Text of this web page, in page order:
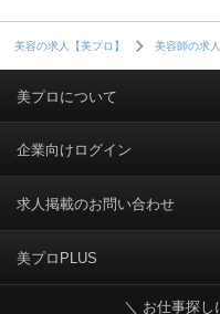
美容の求人【美プロ】 美容師の求人
美プロについて
利用規約
掲載規約
個人情報保護ポリシー
企業向けログイン
求人掲載のお問い合わせ
美プロPLUS
＼ お仕事探し